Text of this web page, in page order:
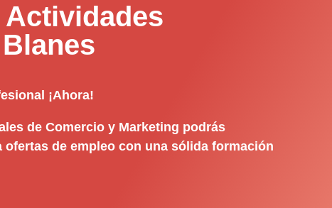
¡Ahora!
de Comercio y Marketing podrás
de empleo con una sólida formación